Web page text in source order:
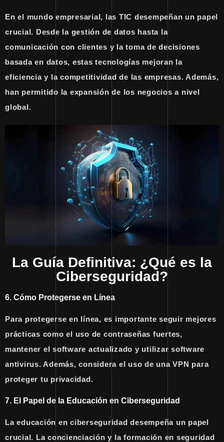
En el mundo empresarial, las TIC desempeñan un papel
crucial. Desde la gestión de datos hasta la
comunicación con clientes y la toma de decisiones
basada en datos, estas tecnologías mejoran la
eficiencia y la competitividad de las empresas. Además,
han permitido la expansión de los negocios a nivel
global.
La Guía Definitiva: ¿Qué es la
Ciberseguridad?
6. Cómo Protegerse en Línea
Para protegerse en línea, es importante seguir mejores
prácticas como el uso de contraseñas fuertes,
mantener el software actualizado y utilizar software
antivirus. Además, considera el uso de una VPN para
proteger tu privacidad.
7. El Papel de la Educación en Ciberseguridad
La educación en ciberseguridad desempeña un papel
crucial. La concienciación y la formación en seguridad